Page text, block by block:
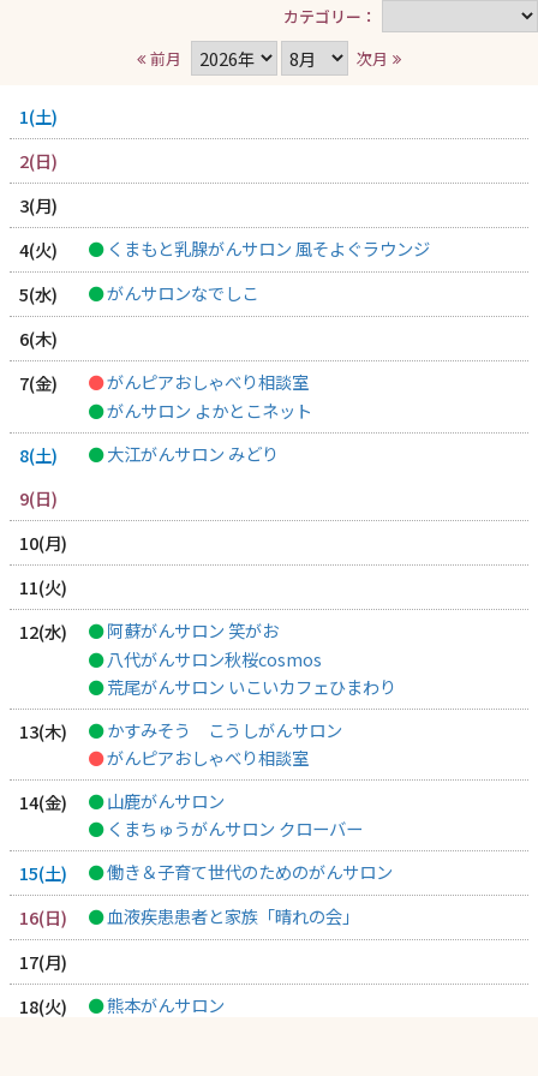
前月 次月
カテゴリー
1
2
3
4
くまもと乳腺がんサロン 風そよぐラウンジ
5
がんサロンなでしこ
6
7
がんピアおしゃべり相談室
がんサロン よかとこネット
8
大江がんサロン みどり
9
10
11
12
阿蘇がんサロン 笑がお
八代がんサロン秋桜cosmos
荒尾がんサロン いこいカフェひまわり
13
かすみそう こうしがんサロン
がんピアおしゃべり相談室
14
山鹿がんサロン
くまちゅうがんサロン クローバー
15
働き＆子育て世代のためのがんサロン
16
血液疾患患者と家族「晴れの会」
17
18
熊本がんサロン